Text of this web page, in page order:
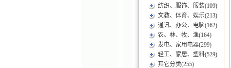
纺织、服饰、服装(109)
文教、体育、娱乐(213)
通讯、办公、电脑(162)
农、林、牧、渔(164)
发电、家用电器(299)
轻工、家居、塑料(529)
其它分类(255)